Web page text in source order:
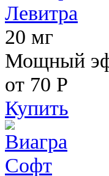
Левитра
20 мг
Мощный
от 70 Р
Купить